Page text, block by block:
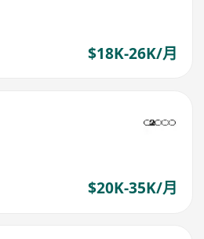
$18K-26K/月
$20K-35K/月